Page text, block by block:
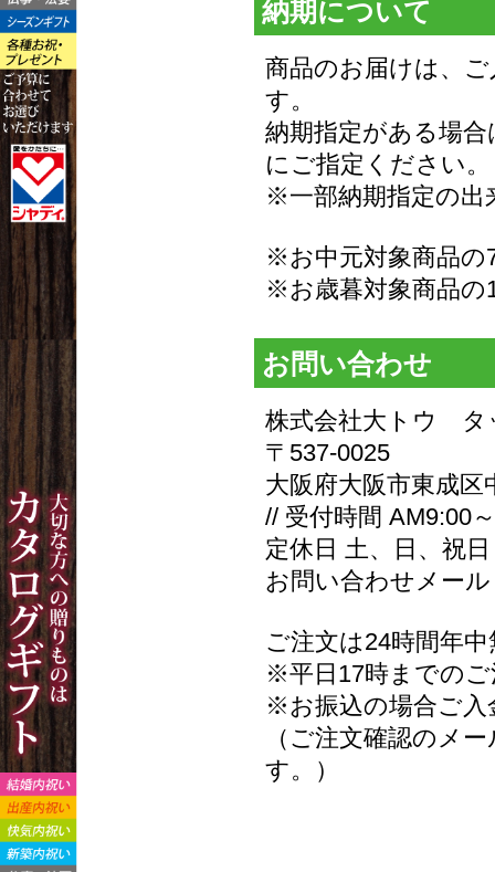
納期について
商品のお届けは、
す。
納期指定がある場
にご指定ください。
※一部納期指定の出
※お中元対象商品の
※お歳暮対象商品の
お問い合わせ
株式会社大トウ タ
〒537-0025
大阪府大阪市東成
// 受付時間 AM9:00
定休日 土、日、祝日
お問い合わせメー
ご注文は24時間年
※平日17時までの
※お振込の場合ご入
（ご注文確認のメ
す。）